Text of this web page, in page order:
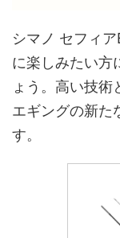
シマノ セフィ
に楽しみたい方
ょう。高い技術
エギングの新た
す。